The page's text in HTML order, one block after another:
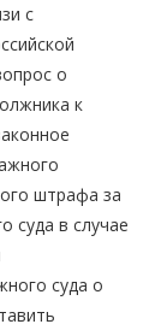
с
о
к
штрафа за
суда в случае
суда о